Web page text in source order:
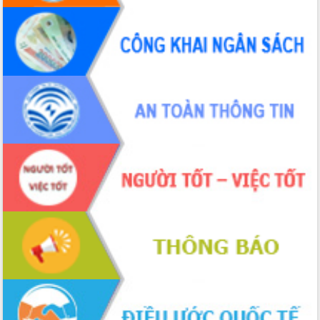
tại Trung tâm Phục vụ hành chính
công tỉnh
Đắk Lắk: Tôn vinh 46 giải pháp tại Hội
thi Sáng tạo Kỹ thuật 2024 - 2025
Đắk Lắk rà soát, điều chỉnh Đề án 190
về phát triển nuôi trồng thủy sản
Phó Chủ tịch UBND tỉnh Đắk Lắk
Trương Công Thái kiểm tra thực địa
Dự án cao tốc Khánh Hòa - Buôn Ma
Thuột
Định vị cà phê Việt Nam như một “di
sản sống” trong dòng chảy toàn cầu
Xây dựng nông thôn mới: Nâng cao đời
sống người dân từ những mô hình thiết
thực
Quyết liệt tháo gỡ vướng mắc, đẩy
nhanh tiến độ các dự án trọng điểm
trong Khu kinh tế Nam Phú Yên
Hòn Yến phát triển du lịch gắn với bảo
tồn biển